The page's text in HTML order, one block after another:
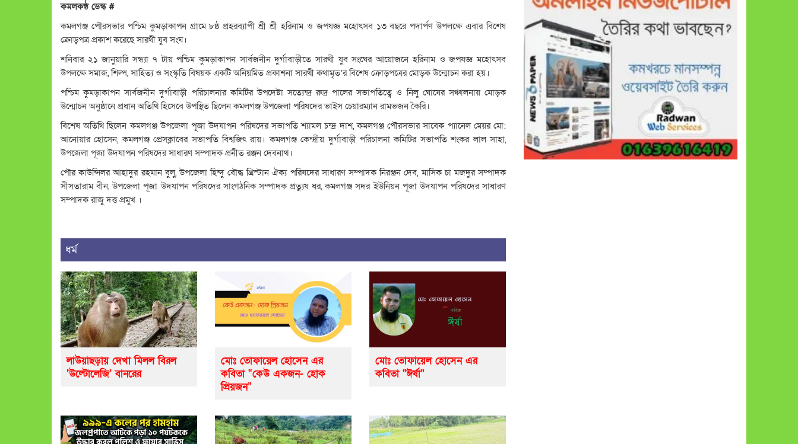
কমলকন্ঠ ডেস্ক #
কমলগঞ্জ পৌরসভার পশ্চিম কুমড়াকাপন গ্রামে ৮ষ্ঠ প্রহরব্যাপী শ্রী শ্রী হরিনাম ও জপযজ্ঞ মহোৎসব ১৩ বছরে পদার্পণ উপলক্ষে এবার বিশেষ
ক্রোড়পত্র প্রকাশ করেছে সারথী যুব সংঘ।
শনিবার ২১ জানুয়ারি সন্ধ্যা ৭ টায় পশ্চিম কুমড়াকাপন সার্বজনীন দুর্গাবাড়ীতে সারথী যুব সংঘের আয়োজনে হরিনাম ও জপযজ্ঞ মহোৎসব
উপলক্ষে সমাজ, শিল্প, সাহিত্য ও সংস্কৃতি বিষয়ক একটি অনিয়মিত প্রকাশনা সারথী কথামৃত’র বিশেষ ক্রোড়পত্রের মোড়ক উন্মোচন করা হয়।
পশ্চিম কুমড়াকাপন সার্বজনীন দুর্গাবাড়ী পরিচালনার কমিটির উপদেষ্টা সত্যেন্দ্র রুদ্র পালের সভাপতিত্বে ও নিলু ঘোষের সঞ্চালনায় মোড়ক
উন্মোচন অনুষ্ঠানে প্রধান অতিথি হিসেবে উপস্থিত ছিলেন কমলগঞ্জ উপজেলা পরিষদের ভাইস চেয়ারম্যান রামভজন কৈরি।
বিশেষ অতিথি ছিলেন কমলগঞ্জ উপজেলা পূজা উদযাপন পরিষদের সভাপতি শ্যামল চন্দ্র দাশ, কমলগঞ্জ পৌরসভার সাবেক প্যানেল মেয়র মো:
আনোয়ার হোসেন, কমলগঞ্জ প্রেসক্লাবের সভাপতি বিশ্বজিৎ রায়। কমলগঞ্জ কেন্দ্রীয় দুর্গাবাড়ী পরিচালনা কমিটির সভাপতি শংকর লাল সাহা,
উপজেলা পূজা উদযাপন পরিষদের সাধারণ সম্পাদক প্রনীত রঞ্জন দেবনাথ।
পৌর কাউন্সিলর আহাদুর রহমান বুলু, উপজেলা হিন্দু বৌদ্ধ খ্রিস্টান ঐক্য পরিষদের সাধারণ সম্পাদক নিরঞ্জন দেব, মাসিক চা মজদুর সম্পাদক
সীসতারাম বীন, উপজেলা পূজা উদযাপন পরিষদের সাংগঠনিক সম্পাদক প্রত্যুষ ধর, কমলগঞ্জ সদর ইউনিয়ন পূজা উদযাপন পরিষদের সাধারণ
সম্পাদক রাজু দত্ত প্রমুখ ।
ধর্ম
লাউয়াছড়ায় দেখা মিলল বিরল
‘উল্টোলেজি’ বানরের
মোঃ তোফায়েল হোসেন এর
কবিতা “কেউ একজন- হোক
প্রিয়জন”
মোঃ তোফায়েল হোসেন এর
কবিতা “ঈর্ষা”
গাছ না কেটে আমাদের পুড়িয়ে
মারলে ভালো হতো’: বন বিভাগের
নিষ্ঠুরতায় নিঃস্ব কৃষক